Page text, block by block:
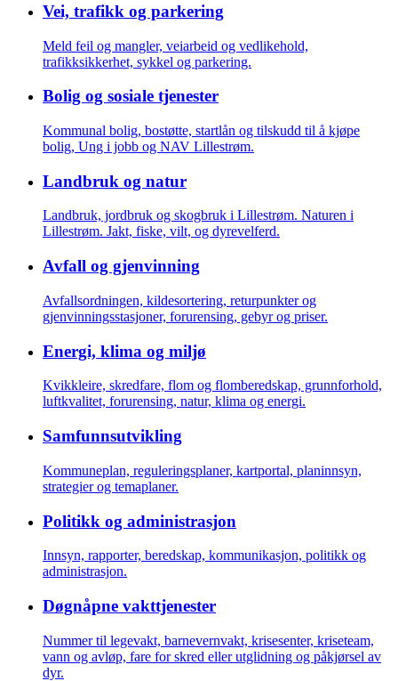
Vei, trafikk og parkering
Meld feil og mangler, veiarbeid og vedlikehold,
trafikksikkerhet, sykkel og parkering.
Bolig og sosiale tjenester
Kommunal bolig, bostøtte, startlån og tilskudd til å kjøpe
bolig, Ung i jobb og NAV Lillestrøm.
Landbruk og natur
Landbruk, jordbruk og skogbruk i Lillestrøm. Naturen i
Lillestrøm. Jakt, fiske, vilt, og dyrevelferd.
Avfall og gjenvinning
Avfallsordningen, kildesortering, returpunkter og
gjenvinningsstasjoner, forurensing, gebyr og priser.
Energi, klima og miljø
Kvikkleire, skredfare, flom og flomberedskap, grunnforhold,
luftkvalitet, forurensing, natur, klima og energi.
Samfunnsutvikling
Kommuneplan, reguleringsplaner, kartportal, planinnsyn,
strategier og temaplaner.
Politikk og administrasjon
Innsyn, rapporter, beredskap, kommunikasjon, politikk og
administrasjon.
Døgnåpne vakttjenester
Nummer til legevakt, barnevernvakt, krisesenter, kriseteam,
vann og avløp, fare for skred eller utglidning og påkjørsel av
dyr.